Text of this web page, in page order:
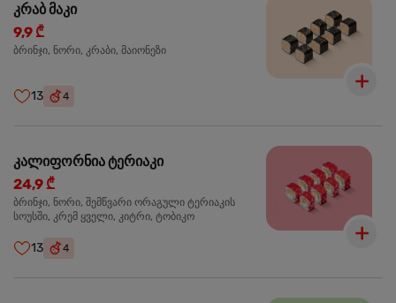
კრაბ მაკი
9,9 ₾
ბრინჯი, ნორი, კრაბი, მაიონეზი
13 4
კალიფორნია ტერიაკი
24,9 ₾
ბრინჯი, ნორი, შემწვარი ორაგული ტერიაკის
სოუსში, კრემ ყველი, კიტრი, ტობიკო
13 4